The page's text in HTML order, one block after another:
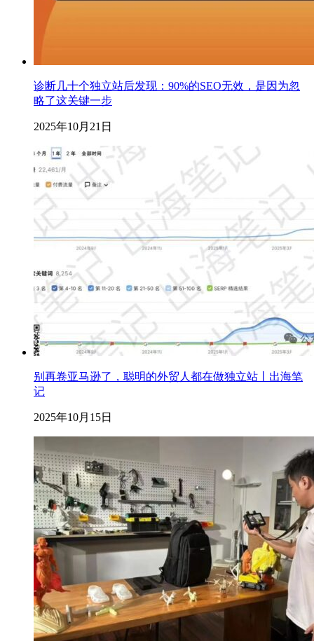
诊断几十个独立站后发现：90%的SEO无效，是因为忽
略了这关键一步
2025年10月21日
别再卷亚马逊了，聪明的外贸人都在做独立站丨出海笔
记
2025年10月15日